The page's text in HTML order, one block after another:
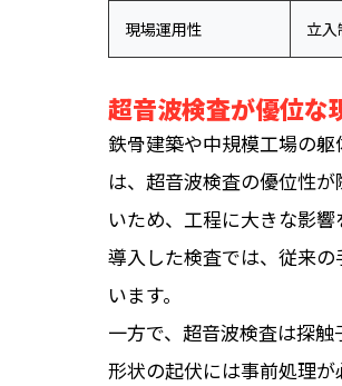
現場運用性 立
超音波検査が優位な
鉄骨建築や中規模工場の
は、超音波検査の優位性
いため、工程に大きな影
導入した検査では、従来
います。
一方で、超音波検査は探
形状の起伏には事前処理